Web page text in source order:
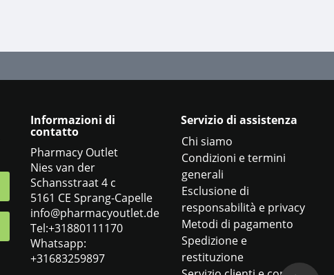
Informazioni di
contatto
Pharmacy Outlet
Nies van der
Schansstraat 4 c
5161 CE Sprang-Capelle
info@pharmacyoutlet.de
Tel:+31880111170
Whatsapp:
+31683259897
Servizio di assistenza
Chi siamo
Condizioni e termini
generali
Esclusione di
responsabilità e privacy
Metodi di pagamento
Spedizione e
restituzione